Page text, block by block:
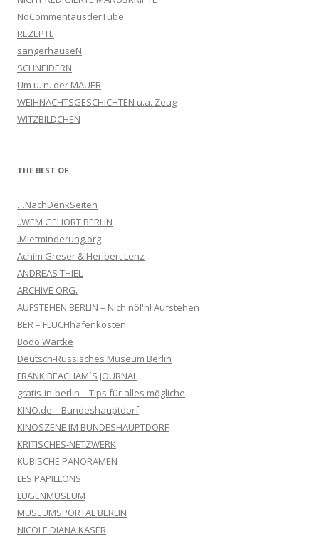
NoCommentausderTube
REZEPTE
sangerhauseN
SCHNEIDERN
Um u. n. der MAUER
WEIHNACHTSGESCHICHTEN u.a. Zeug
WITZBILDCHEN
THE BEST OF
…NachDenkSeiten
..WEM GEHÖRT BERLIN
.Mietminderung.org
Achim Greser & Heribert Lenz
ANDREAS THIEL
ARCHIVE ORG.
AUFSTEHEN BERLIN – Nich nöl'n! Aufstehen
BER – FLUCHhafenkosten
Bodo Wartke
Deutsch-Russisches Museum Berlin
FRANK BEACHAM´S JOURNAL
gratis-in-berlin – Tips für alles mögliche
KINO.de – Bundeshauptdorf
KINOSZENE IM BUNDESHAUPTDORF
KRITISCHES-NETZWERK
KUBISCHE PANORAMEN
LES PAPILLONS
LÜGENMUSEUM
MUSEUMSPORTAL BERLIN
NICOLE DIANA KÄSER